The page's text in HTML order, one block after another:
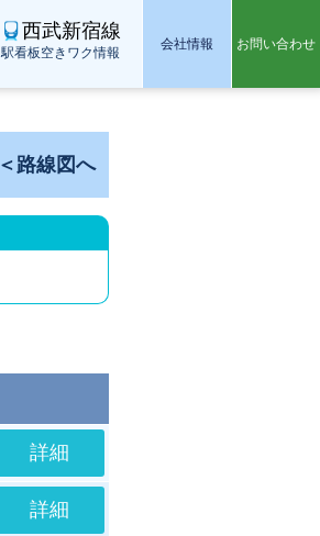
会社情報 お問い合わせ
西武新宿線
駅看板空きワク情報
＜路線図へ
詳細
詳細